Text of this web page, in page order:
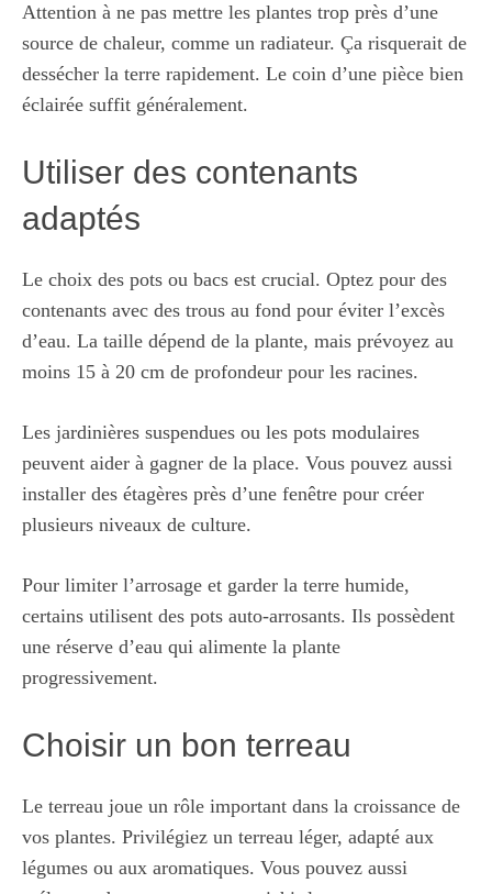
Attention à ne pas mettre les plantes trop près d’une
source de chaleur, comme un radiateur. Ça risquerait de
dessécher la terre rapidement. Le coin d’une pièce bien
éclairée suffit généralement.
Utiliser des contenants
adaptés
Le choix des pots ou bacs est crucial. Optez pour des
contenants avec des trous au fond pour éviter l’excès
d’eau. La taille dépend de la plante, mais prévoyez au
moins 15 à 20 cm de profondeur pour les racines.
Les jardinières suspendues ou les pots modulaires
peuvent aider à gagner de la place. Vous pouvez aussi
installer des étagères près d’une fenêtre pour créer
plusieurs niveaux de culture.
Pour limiter l’arrosage et garder la terre humide,
certains utilisent des pots auto-arrosants. Ils possèdent
une réserve d’eau qui alimente la plante
progressivement.
Choisir un bon terreau
Le terreau joue un rôle important dans la croissance de
vos plantes. Privilégiez un terreau léger, adapté aux
légumes ou aux aromatiques. Vous pouvez aussi